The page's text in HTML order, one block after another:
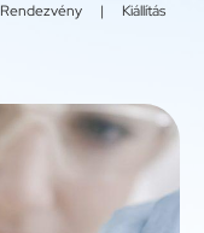
Rendezvény | Kiállítás